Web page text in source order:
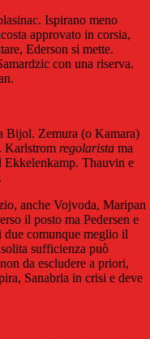
Ispirano meno
approvato in corsia,
Ederson si mette.
con una riserva.
Bijol. Zemura (o Kamara)
Karlstrom regolarista ma
Ekkelenkamp. Thauvin e
anche Vojvoda, Maripan
il posto ma Pedersen e
due comunque meglio il
sufficienza può
da escludere a priori,
Sanabria in crisi e deve